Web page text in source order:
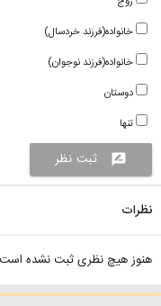
خانواده(فرزند خردسال)
خانواده(فرزند نوجوان)
دوستان
تنها
rate_review ثبت نظر
نظرات
هنوز هیچ نظری ثبت نشده است